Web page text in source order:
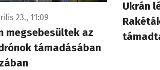
23., 11:09
megsebesültek az
támadásában
Ukrán